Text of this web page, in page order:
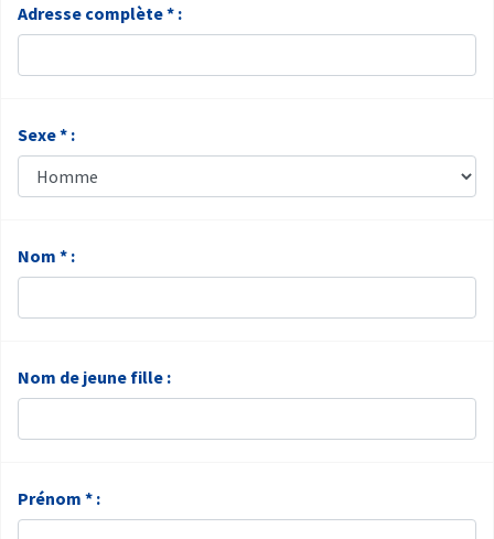
Adresse complète * :
Sexe * :
Nom * :
Nom de jeune fille :
Prénom * :